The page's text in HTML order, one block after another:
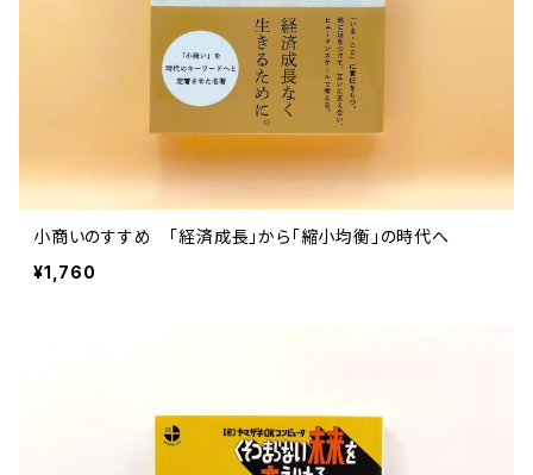
小商いのすすめ 「経済成長」から「縮小均衡」の時代へ
¥1,760